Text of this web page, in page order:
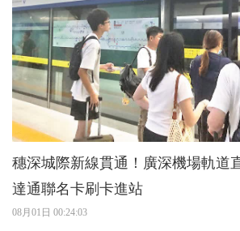
穗深城際新線貫通！廣深機場軌
達通聯名卡刷卡進站
08月01日 00:24:03